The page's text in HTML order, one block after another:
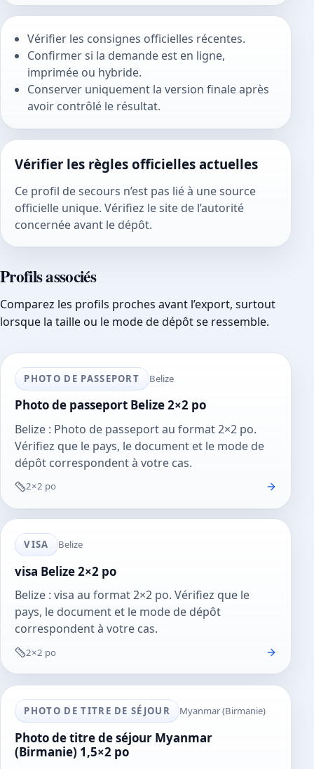
Vérifier les consignes officielles récentes.
Confirmer si la demande est en ligne,
imprimée ou hybride.
Conserver uniquement la version finale après
avoir contrôlé le résultat.
Vérifier les règles officielles actuelles
Ce profil de secours n’est pas lié à une source
officielle unique. Vérifiez le site de l’autorité
concernée avant le dépôt.
Profils associés
Comparez les profils proches avant l’export, surtout
lorsque la taille ou le mode de dépôt se ressemble.
PHOTO DE PASSEPORT Belize
Photo de passeport Belize 2×2 po
Belize : Photo de passeport au format 2×2 po.
Vérifiez que le pays, le document et le mode de
dépôt correspondent à votre cas.
2×2 po
VISA Belize
visa Belize 2×2 po
Belize : visa au format 2×2 po. Vérifiez que le
pays, le document et le mode de dépôt
correspondent à votre cas.
2×2 po
PHOTO DE TITRE DE SÉJOUR Myanmar (Birmanie)
Photo de titre de séjour Myanmar
(Birmanie) 1,5×2 po